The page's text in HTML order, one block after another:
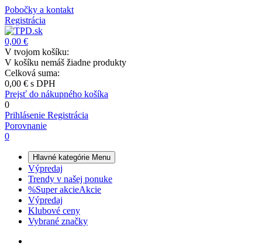
Pobočky a kontakt
Registrácia
0,00 €
V tvojom košíku:
V košíku nemáš žiadne produkty
Celková suma:
0,00 € s DPH
Prejsť do nákupného košíka
0
Prihlásenie Registrácia
Porovnanie
0
Hlavné kategórie Menu
Výpredaj
Trendy v našej ponuke
%Super akcieAkcie
Výpredaj
Klubové ceny
Vybrané značky